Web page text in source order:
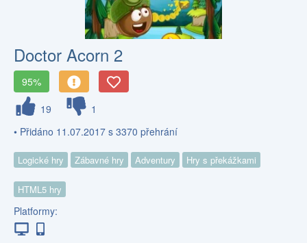
Doctor Acorn 2
95%
19
1
• Přidáno 11.07.2017 s 3370 přehrání
Logické hry Zábavné hry Adventury Hry s překážkami
HTML5 hry
Platformy: